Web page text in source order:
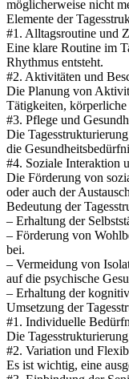
möglicherweise nicht
Elemente der
#1. Alltagsroutine und
Eine klare Routine im
Rhythmus entsteht.
#2. Aktivitäten und
Die Planung von
Tätigkeiten, körperliche
#3. Pflege und
Die
die
#4. Soziale Interaktion
Die Förderung von
oder auch der
Bedeutung der
– Erhaltung der
– Förderung von
bei.
– Vermeidung von
auf die psychische
– Erhaltung der
Umsetzung der
#1. Individuelle
Die
#2. Variation und
Es ist wichtig, eine